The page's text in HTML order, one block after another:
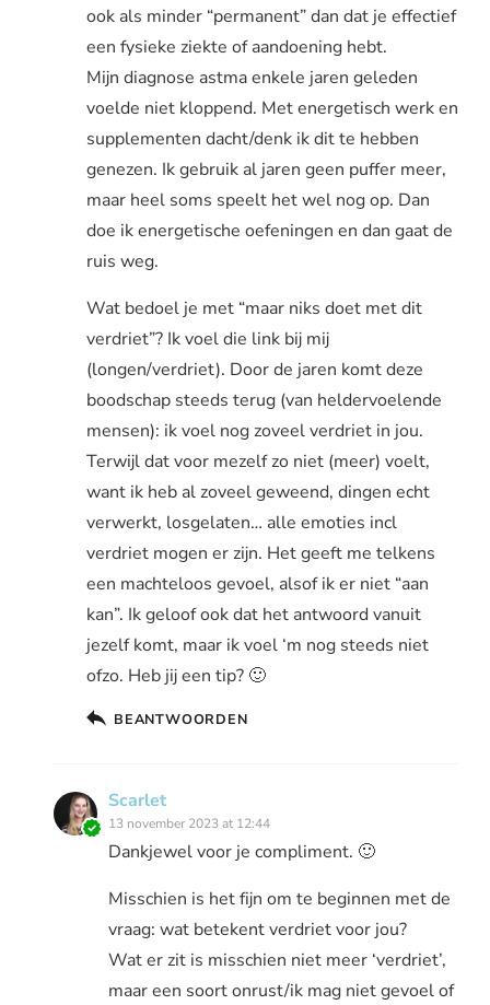
ook als minder “permanent” dan dat je effectief
een fysieke ziekte of aandoening hebt.
Mijn diagnose astma enkele jaren geleden
voelde niet kloppend. Met energetisch werk en
supplementen dacht/denk ik dit te hebben
genezen. Ik gebruik al jaren geen puffer meer,
maar heel soms speelt het wel nog op. Dan
doe ik energetische oefeningen en dan gaat de
ruis weg.
Wat bedoel je met “maar niks doet met dit
verdriet”? Ik voel die link bij mij
(longen/verdriet). Door de jaren komt deze
boodschap steeds terug (van heldervoelende
mensen): ik voel nog zoveel verdriet in jou.
Terwijl dat voor mezelf zo niet (meer) voelt,
want ik heb al zoveel geweend, dingen echt
verwerkt, losgelaten… alle emoties incl
verdriet mogen er zijn. Het geeft me telkens
een machteloos gevoel, alsof ik er niet “aan
kan”. Ik geloof ook dat het antwoord vanuit
jezelf komt, maar ik voel ‘m nog steeds niet
ofzo. Heb jij een tip? 🙂
BEANTWOORDEN
Scarlet
13 november 2023 at 12:44
Dankjewel voor je compliment. 🙂
Misschien is het fijn om te beginnen met de
vraag: wat betekent verdriet voor jou?
Wat er zit is misschien niet meer ‘verdriet’,
maar een soort onrust/ik mag niet gevoel of